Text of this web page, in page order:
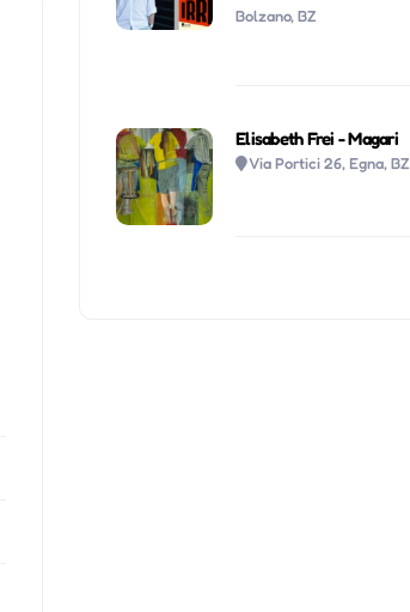
Bolzano, BZ
Elisabeth Frei - Magari
Via Portici 26, Egna, BZ